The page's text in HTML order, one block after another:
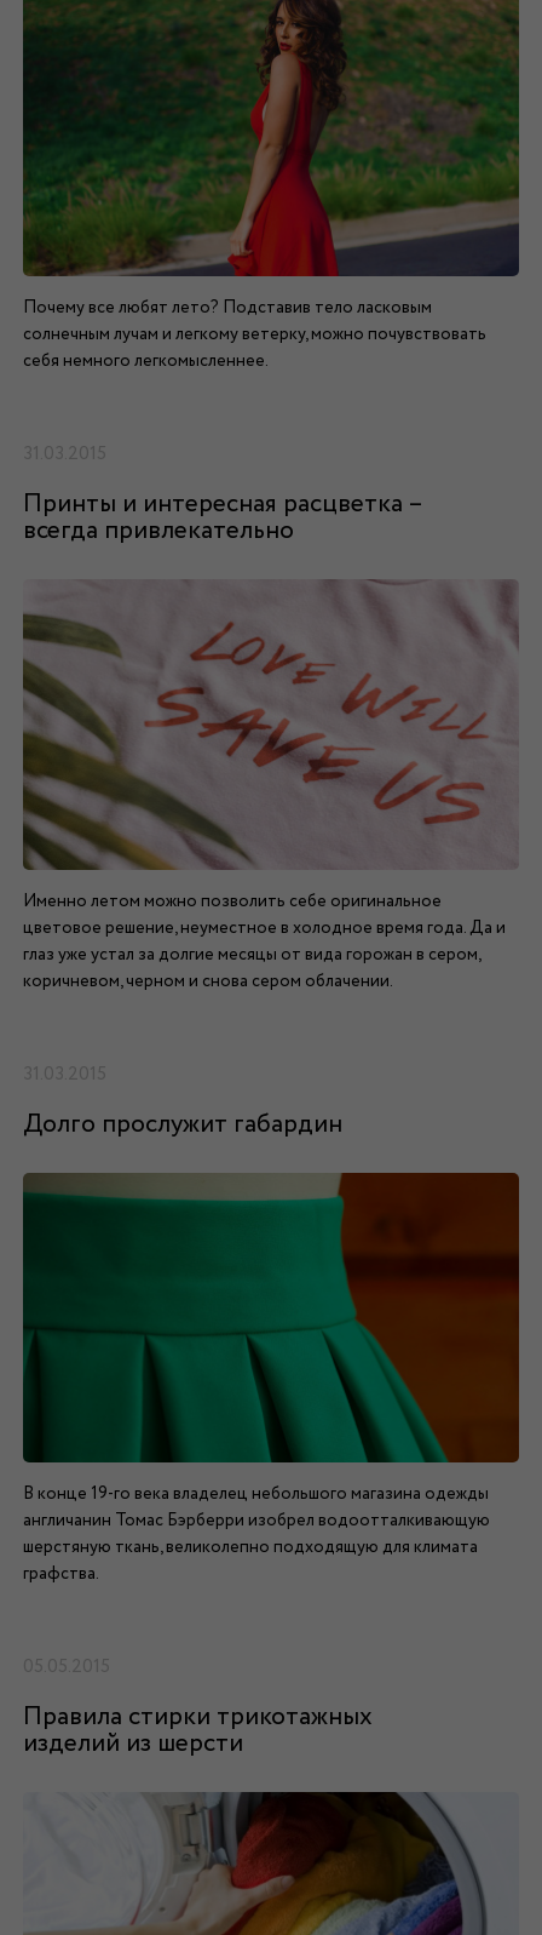
Почему все любят лето? Подставив тело ласковым
солнечным лучам и легкому ветерку, можно почувствовать
себя немного легкомысленнее.
31.03.2015
Принты и интересная расцветка –
всегда привлекательно
Именно летом можно позволить себе оригинальное
цветовое решение, неуместное в холодное время года. Да и
глаз уже устал за долгие месяцы от вида горожан в сером,
коричневом, черном и снова сером облачении.
31.03.2015
Долго прослужит габардин
В конце 19-го века владелец небольшого магазина одежды
англичанин Томас Бэрберри изобрел водоотталкивающую
шерстяную ткань, великолепно подходящую для климата
графства.
05.05.2015
Правила стирки трикотажных
изделий из шерсти